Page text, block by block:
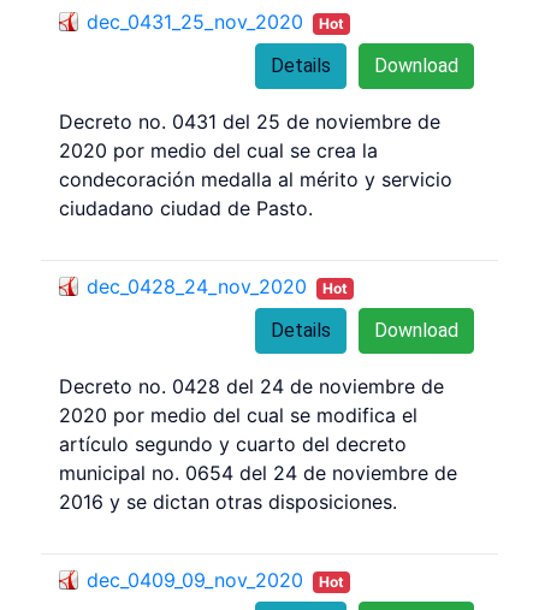
dec_0431_25_nov_2020 Hot
Download
Details
Decreto no. 0431 del 25 de noviembre de
2020 por medio del cual se crea la
condecoración medalla al mérito y servicio
ciudadano ciudad de Pasto.
dec_0428_24_nov_2020 Hot
Download
Details
Decreto no. 0428 del 24 de noviembre de
2020 por medio del cual se modifica el
artículo segundo y cuarto del decreto
municipal no. 0654 del 24 de noviembre de
2016 y se dictan otras disposiciones.
dec_0409_09_nov_2020 Hot